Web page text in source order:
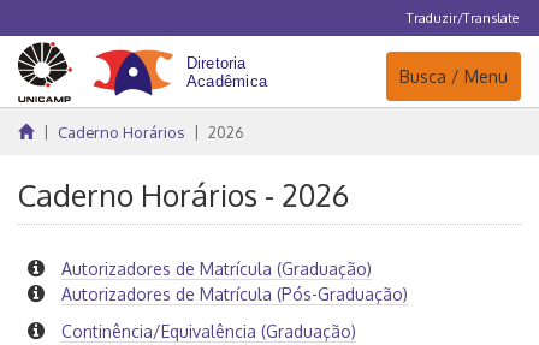
Traduzir/Translate
Navegação
Busca / Menu
Caderno Horários 2026
Caderno Horários - 2026
Autorizadores de Matrícula (Graduação)
Autorizadores de Matrícula (Pós-Graduação)
Continência/Equivalência (Graduação)